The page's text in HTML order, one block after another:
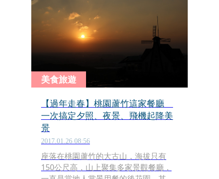
美食旅遊
【過年走春】桃園蘆竹這家餐廳
一次搞定夕照、夜景、飛機起降美
景
2017.01.26 08:56
座落在桃園蘆竹的大古山，海拔只有
150公尺高，山上聚集多家景觀餐廳，